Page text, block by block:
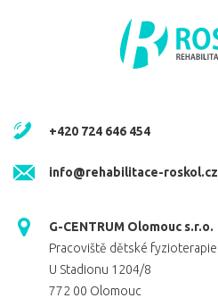
+420 724 646 454
info@rehabilitace-roskol.cz
G-CENTRUM Olomouc s.r.o.
Pracoviště dětské fyzioterapie
U Stadionu 1204/8
772 00 Olomouc